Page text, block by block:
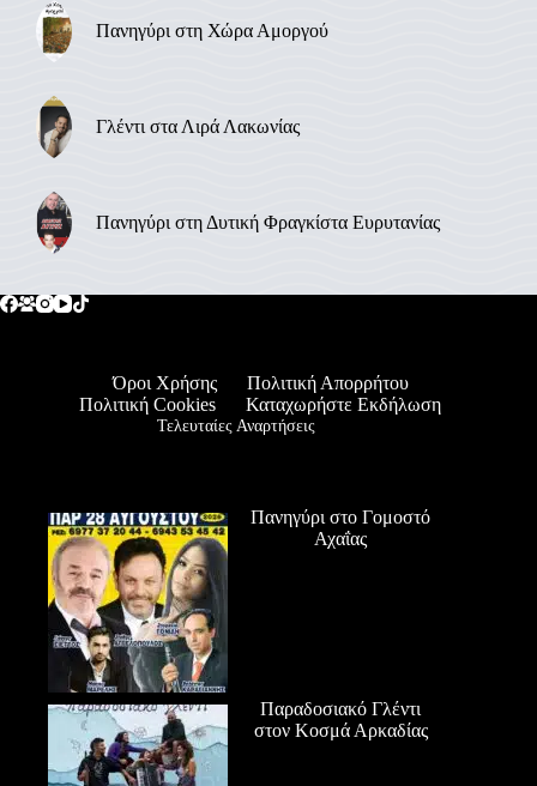
Πανηγύρι στη Χώρα Αμοργού
Γλέντι στα Λιρά Λακωνίας
Πανηγύρι στη Δυτική Φραγκίστα Ευρυτανίας
Όροι Χρήσης
Πολιτική Απορρήτου
Πολιτική Cookies
Καταχωρήστε Εκδήλωση
Τελευταίες Αναρτήσεις
Πανηγύρι στο Γομοστό
Αχαΐας
Παραδοσιακό Γλέντι
στον Κοσμά Αρκαδίας